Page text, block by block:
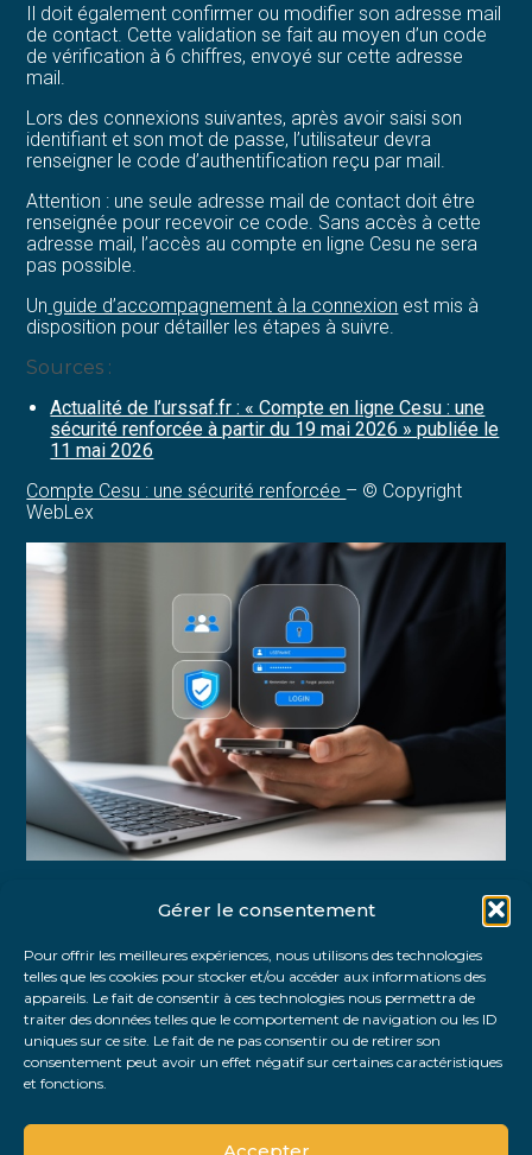
Gérer le consentement
Pour offrir les meilleures expériences, nous utilisons des technologies
telles que les cookies pour stocker et/ou accéder aux informations des
appareils. Le fait de consentir à ces technologies nous permettra de
traiter des données telles que le comportement de navigation ou les ID
uniques sur ce site. Le fait de ne pas consentir ou de retirer son
consentement peut avoir un effet négatif sur certaines caractéristiques
et fonctions.
Accepter
Il doit également confirmer ou modifier son adresse mail
de contact. Cette validation se fait au moyen d’un code
de vérification à 6 chiffres, envoyé sur cette adresse
mail.
Lors des connexions suivantes, après avoir saisi son
identifiant et son mot de passe, l’utilisateur devra
renseigner le code d’authentification reçu par mail.
Attention : une seule adresse mail de contact doit être
renseignée pour recevoir ce code. Sans accès à cette
adresse mail, l’accès au compte en ligne Cesu ne sera
pas possible.
Un guide d’accompagnement à la connexion est mis à
disposition pour détailler les étapes à suivre.
Sources :
Actualité de l’urssaf.fr : « Compte en ligne Cesu : une
sécurité renforcée à partir du 19 mai 2026 » publiée le
11 mai 2026
Compte Cesu : une sécurité renforcée – © Copyright
WebLex
FaceBook
TwitterLinkedIn